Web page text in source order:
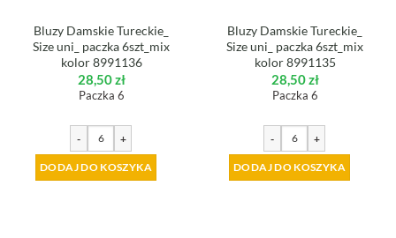
Bluzy Damskie Tureckie_
Size uni_ paczka 6szt_mix
kolor 8991136
28,50zł
Paczka 6
- +
DODAJ DO KOSZYKA
Bluzy Damskie Tureckie_
Size uni_ paczka 6szt_mix
kolor 8991135
28,50zł
Paczka 6
- +
DODAJ DO KOSZYKA